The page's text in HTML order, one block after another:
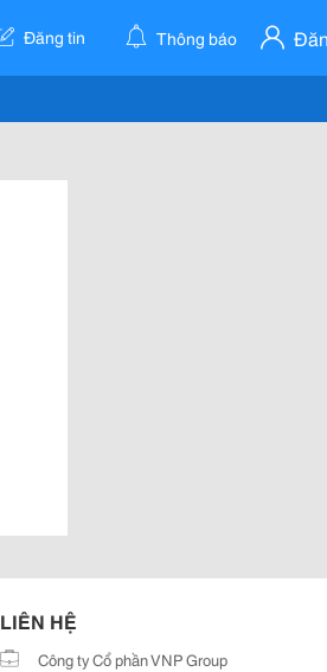
Đăng tin Thông báo
LIÊN HỆ
Công ty Cổ phần VNP Group